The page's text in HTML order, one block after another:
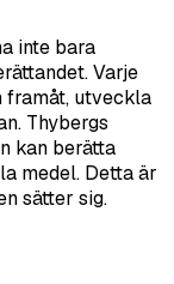
inte bara
Varje
framåt, utveckla
Thybergs
kan berätta
medel. Detta är
sätter sig.